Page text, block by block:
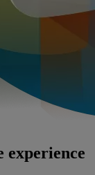
experience